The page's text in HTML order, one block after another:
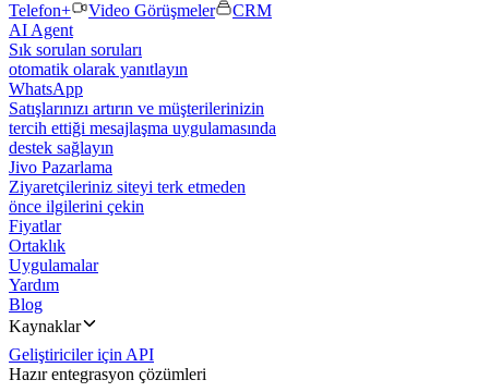
Telefon+
Video Görüşmeler
CRM
AI Agent
Sık sorulan soruları
otomatik olarak yanıtlayın
WhatsApp
Satışlarınızı artırın ve müşterilerinizin
tercih ettiği mesajlaşma uygulamasında
destek sağlayın
Jivo Pazarlama
Ziyaretçileriniz siteyi terk etmeden
önce ilgilerini çekin
Fiyatlar
Ortaklık
Uygulamalar
Yardım
Blog
Kaynaklar
Geliştiriciler için API
Hazır entegrasyon çözümleri